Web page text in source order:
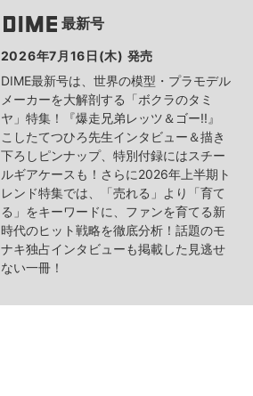
最新号
2026年7月16日(木) 発売
DIME最新号は、世界の模型・プラモデル
メーカーを大解剖する「ボクラのタミ
ヤ」特集！『爆走兄弟レッツ＆ゴー!!』
こしたてつひろ先生インタビュー＆描き
下ろしピンナップ、特別付録にはスチー
ルギアケースも！さらに2026年上半期ト
レンド特集では、「売れる」より「育て
る」をキーワードに、ファンを育てる新
時代のヒット戦略を徹底分析！話題のモ
ナキ独占インタビューも掲載した見逃せ
ない一冊！